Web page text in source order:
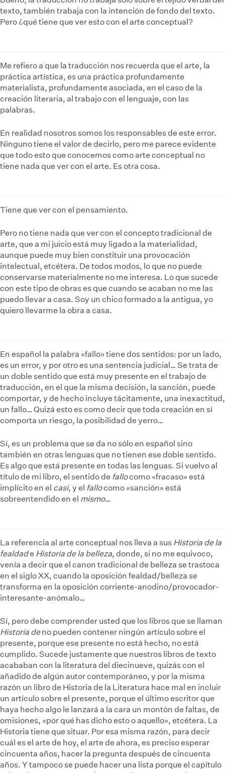
texto, también trabaja con la intención de fondo del texto.
Pero ¿qué tiene que ver esto con el arte conceptual?
Me refiero a que la traducción nos recuerda que el arte, la
práctica artística, es una práctica profundamente
materialista, profundamente asociada, en el caso de la
creación literaria, al trabajo con el lenguaje, con las
palabras.
En realidad nosotros somos los responsables de este error.
Ninguno tiene el valor de decirlo, pero me parece evidente
que todo esto que conocemos como arte conceptual no
tiene nada que ver con el arte. Es otra cosa.
Tiene que ver con el pensamiento.
Pero no tiene nada que ver con el concepto tradicional de
arte, que a mi juicio está muy ligado a la materialidad,
aunque puede muy bien constituir una provocación
intelectual, etcétera. De todos modos, lo que no puede
conservarse materialmente no me interesa. Lo que sucede
con este tipo de obras es que cuando se acaban no me las
puedo llevar a casa. Soy un chico formado a la antigua, yo
quiero llevarme la obra a casa.
En español la palabra «fallo» tiene dos sentidos: por un lado,
es un error, y por otro es una sentencia judicial… Se trata de
un doble sentido que está muy presente en el trabajo de
traducción, en el que la misma decisión, la sanción, puede
comportar, y de hecho incluye tácitamente, una inexactitud,
un fallo… Quizá esto es como decir que toda creación en sí
comporta un riesgo, la posibilidad de yerro…
Sí, es un problema que se da no sólo en español sino
también en otras lenguas que no tienen ese doble sentido.
Es algo que está presente en todas las lenguas. Si vuelvo al
título de mi libro, el sentido de fallocomo «fracaso» está
implícito en el casi, y el fallocomo «sanción» está
sobreentendido en el mismo…
La referencia al arte conceptual nos lleva a sus Historia de la
fealdade Historia de la belleza, donde, si no me equivoco,
venía a decir que el canon tradicional de belleza se trastoca
en el siglo XX, cuando la oposición fealdad/belleza se
transforma en la oposición corriente-anodino/provocador-
interesante-anómalo…
Sí, pero debe comprender usted que los libros que se llaman
Historia deno pueden contener ningún artículo sobre el
presente, porque ese presente no está hecho, no está
cumplido. Sucede justamente que nuestros libros de texto
acababan con la literatura del diecinueve, quizás con el
añadido de algún autor contemporáneo, y por la misma
razón un libro de Historia de la Literatura hace mal en incluir
un artículo sobre el presente, porque el último escritor que
haya hecho algo le lanzará a la cara un montón de faltas, de
omisiones, «por qué has dicho esto o aquello», etcétera. La
Historia tiene que situar. Por esa misma razón, para decir
cuál es el arte de hoy, el arte de ahora, es preciso esperar
cincuenta años, hacer la pregunta después de cincuenta
años. Y tampoco se puede hacer una lista porque el capítulo